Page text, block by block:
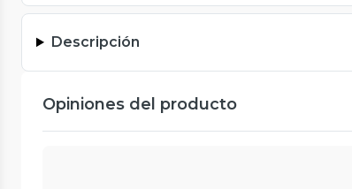
Descripción
Opiniones del producto